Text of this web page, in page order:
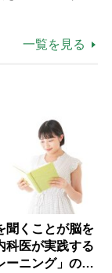
一覧を見る
聞くことが脳を
科医が実践する
ーニング」の極